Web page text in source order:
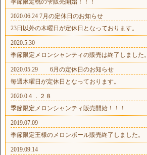
季節限定桃の雫販売開始！！！
2020.06.24 7月の定休日のお知らせ
23日以外の木曜日が定休日となっております。
2020.5.30
季節限定メロンシャンティの販売は終了しました。
2020.05.29 6月の定休日のお知らせ
毎週木曜日が定休日となっております。
2020.0４．２８
季節限定メロンシャンティ販売開始！！！
2019.07.09
季節限定王様のメロンボール販売終了しました。
2019.09.14